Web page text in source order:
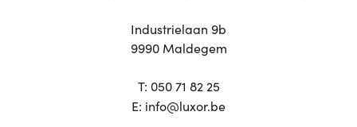
Industrielaan 9b
9990 Maldegem
T: 050 71 82 25
E: info@luxor.be